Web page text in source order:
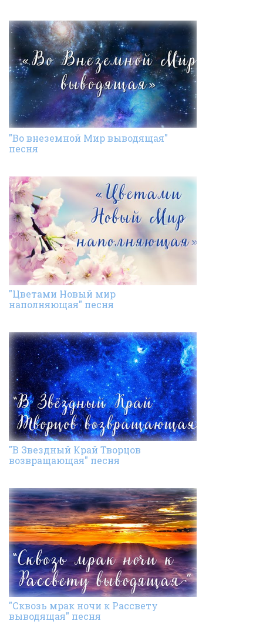
"Во внеземной Мир выводящая"
песня
"Цветами Новый мир
наполняющая" песня
"В Звездный Край Творцов
возвращающая" песня
"Сквозь мрак ночи к Рассвету
выводящая" песня